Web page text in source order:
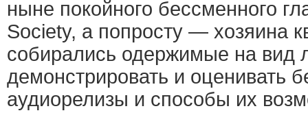
ныне покойного бессменного
Society, а попросту — хозяина
собирались одержимые на вид
демонстрировать и оценивать
аудиорелизы и способы их